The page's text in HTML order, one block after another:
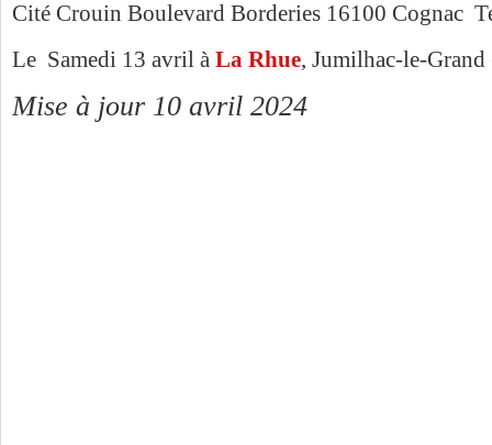
Cité Crouin Boulevard Borderies 16100 Cognac
Le Samedi 13 avril à La Rhue, Jumilhac-le-
Mise à jour 10 avril 2024